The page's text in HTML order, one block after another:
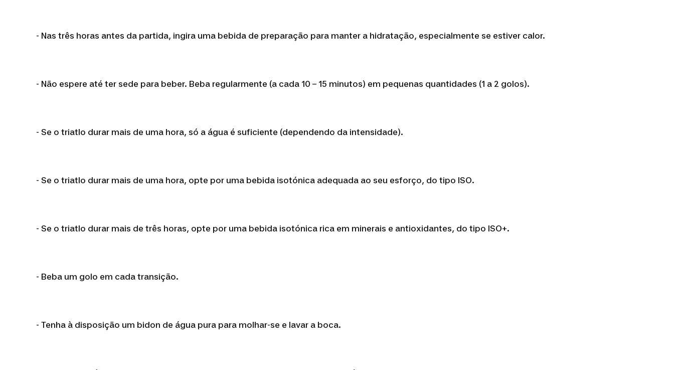
- Nas três horas antes da partida, ingira uma bebida de preparação para manter a hidratação, especialmente se estiver calor.
- Não espere até ter sede para beber. Beba regularmente (a cada 10 – 15 minutos) em pequenas quantidades (1 a 2 golos).
- Se o triatlo durar mais de uma hora, só a água é suficiente (dependendo da intensidade).
- Se o triatlo durar mais de uma hora, opte por uma bebida isotónica adequada ao seu esforço, do tipo ISO.
- Se o triatlo durar mais de três horas, opte por uma bebida isotónica rica em minerais e antioxidantes, do tipo ISO+.
- Beba um golo em cada transição.
- Tenha à disposição um bidon de água pura para molhar-se e lavar a boca.